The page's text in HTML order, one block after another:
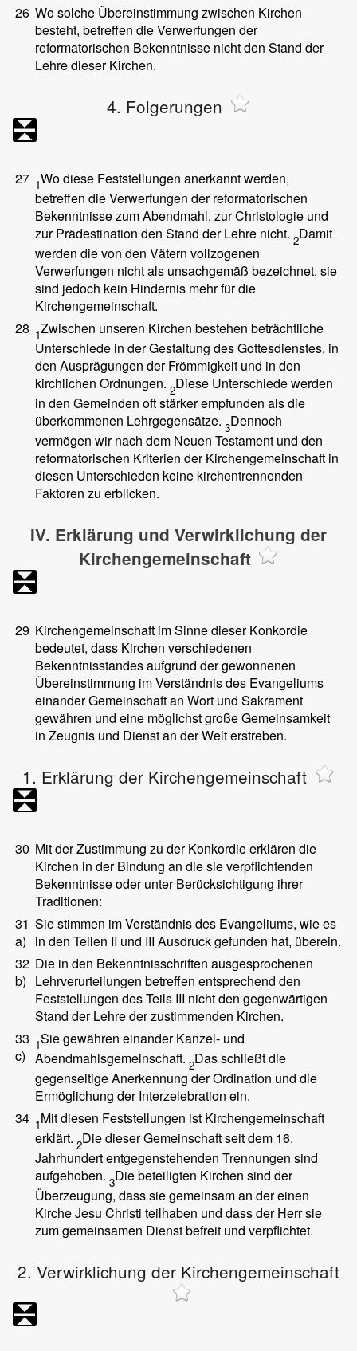
26 Wo solche Übereinstimmung zwischen Kirchen
besteht, betreffen die Verwerfungen der
reformatorischen Bekenntnisse nicht den Stand der
Lehre dieser Kirchen.
4. Folgerungen
27 1Wo diese Feststellungen anerkannt werden,
betreffen die Verwerfungen der reformatorischen
Bekenntnisse zum Abendmahl, zur Christologie und
zur Prädestination den Stand der Lehre nicht. 2Damit
werden die von den Vätern vollzogenen
Verwerfungen nicht als unsachgemäß bezeichnet, sie
sind jedoch kein Hindernis mehr für die
Kirchengemeinschaft.
28 1Zwischen unseren Kirchen bestehen beträchtliche
Unterschiede in der Gestaltung des Gottesdienstes, in
den Ausprägungen der Frömmigkeit und in den
kirchlichen Ordnungen. 2Diese Unterschiede werden
in den Gemeinden oft stärker empfunden als die
überkommenen Lehrgegensätze. 3Dennoch
vermögen wir nach dem Neuen Testament und den
reformatorischen Kriterien der Kirchengemeinschaft in
diesen Unterschieden keine kirchentrennenden
Faktoren zu erblicken.
IV. Erklärung und Verwirklichung der
Kirchengemeinschaft
29 Kirchengemeinschaft im Sinne dieser Konkordie
bedeutet, dass Kirchen verschiedenen
Bekenntnisstandes aufgrund der gewonnenen
Übereinstimmung im Verständnis des Evangeliums
einander Gemeinschaft an Wort und Sakrament
gewähren und eine möglichst große Gemeinsamkeit
in Zeugnis und Dienst an der Welt erstreben.
1. Erklärung der Kirchengemeinschaft
30 Mit der Zustimmung zu der Konkordie erklären die
Kirchen in der Bindung an die sie verpflichtenden
Bekenntnisse oder unter Berücksichtigung ihrer
Traditionen:
31
a)
Sie stimmen im Verständnis des Evangeliums, wie es
in den Teilen II und III Ausdruck gefunden hat, überein.
32
b)
Die in den Bekenntnisschriften ausgesprochenen
Lehrverurteilungen betreffen entsprechend den
Feststellungen des Teils III nicht den gegenwärtigen
Stand der Lehre der zustimmenden Kirchen.
33
c)
1Sie gewähren einander Kanzel- und
Abendmahlsgemeinschaft. 2Das schließt die
gegenseitige Anerkennung der Ordination und die
Ermöglichung der Interzelebration ein.
34 1Mit diesen Feststellungen ist Kirchengemeinschaft
erklärt. 2Die dieser Gemeinschaft seit dem 16.
Jahrhundert entgegenstehenden Trennungen sind
aufgehoben. 3Die beteiligten Kirchen sind der
Überzeugung, dass sie gemeinsam an der einen
Kirche Jesu Christi teilhaben und dass der Herr sie
zum gemeinsamen Dienst befreit und verpflichtet.
2. Verwirklichung der Kirchengemeinschaft